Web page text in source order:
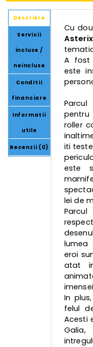
Descriere
Servicii
incluse /
neincluse
Conditii
financiare
Informatii
utile
Recenzii (0)
Cu
A fost
este
Parcul
pentru
roller
iti
este
lei de
lumea
eroi
atat
In
felul
Acesti